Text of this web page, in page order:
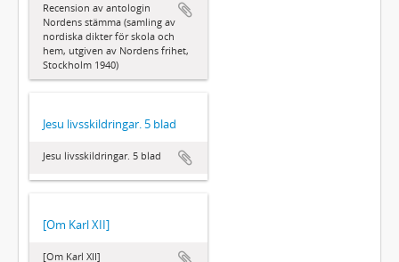
Recension av antologin
Nordens stämma (samling av
nordiska dikter för skola och
hem, utgiven av Nordens frihet,
Stockholm 1940)
Jesu livsskildringar. 5 blad
Jesu livsskildringar. 5 blad
[Om Karl XII]
[Om Karl XII]